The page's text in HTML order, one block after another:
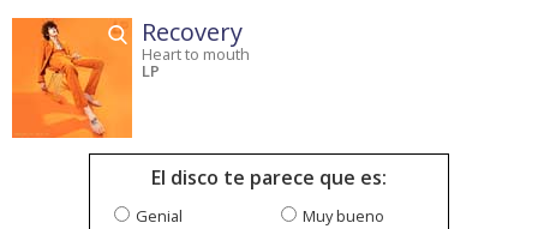
Recovery
Heart to mouth
LP
El disco te parece que es:
Genial
Muy bueno